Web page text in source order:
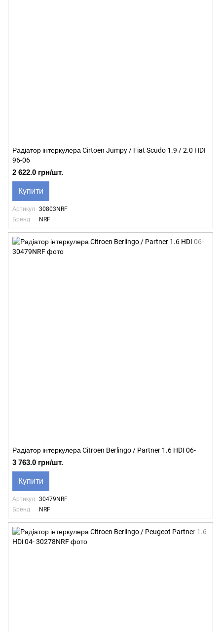
Радіатор інтеркулера Cirtoen Jumpy / Fiat Scudo 1.9 / 2.0 HDI
96-06
2 622.0 грн/шт.
Купити
Артикул
30803NRF
Бренд
NRF
Радіатор інтеркулера Citroen Berlingo / Partner 1.6 HDI 06-
3 763.0 грн/шт.
Купити
Артикул
30479NRF
Бренд
NRF